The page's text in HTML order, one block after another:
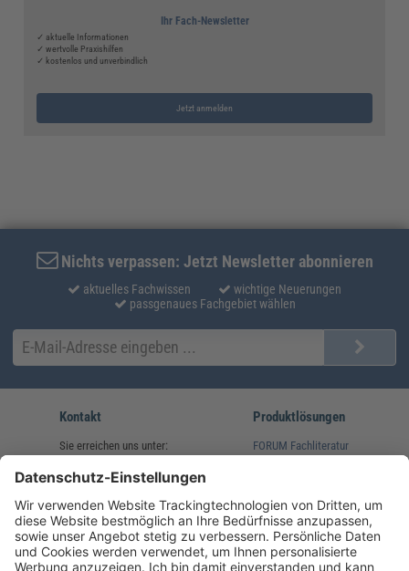
Ihr Fach-Newsletter
✓ aktuelle Informationen
✓ wertvolle Praxishilfen
✓ kostenlos und unverbindlich
Jetzt anmelden
Nichts verpassen: Jetzt Newsletter abonnieren
aktuelles Fachwissen
wichtige Neuerungen
passgenaues Fachgebiet wählen
Kontakt
Sie erreichen uns unter:
(08233) 38 11 23
service@forum-verlag.com
Mo-Do 07:30 - 17:00 Uhr
Fr 07:30 - 15:00 Uhr
Produktlösungen
FORUM Fachliteratur